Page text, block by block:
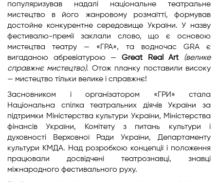
популяризував надалі національне театральне
мистецтво в його жанровому розмаїтті, формував
достойне конкурентне середовище України. У назву
фестивалю-премії заклали слово, що є основою
мистецтва театру — «ГРА», та водночас GRA є
вигаданою абревіатурою — Great Real Art
(велике
справжнє мистецтво). Отож планку поставили високу
— мистецтво тільки велике і справжнє!
Засновником і організатором «ГРИ» стала
Національна спілка театральних діячів України за
підтримки Міністерства культури України, Міністерства
фінансів України, Комітету з питань культури і
духовності Верховної Ради України, Департаменту
культури КМДА. Над розробкою концепції і положення
працювали досвідчені театрознавці, знавці
міжнародного фестивального руху.